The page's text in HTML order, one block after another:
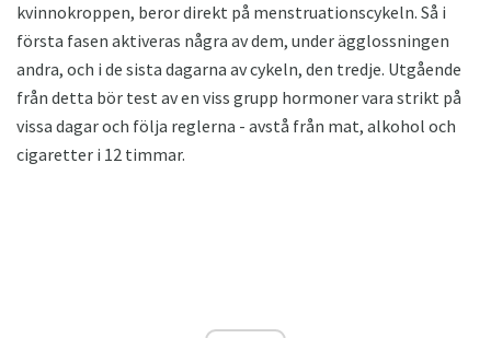
kvinnokroppen, beror direkt på menstruationscykeln. Så i
första fasen aktiveras några av dem, under ägglossningen
andra, och i de sista dagarna av cykeln, den tredje. Utgående
från detta bör test av en viss grupp hormoner vara strikt på
vissa dagar och följa reglerna - avstå från mat, alkohol och
cigaretter i 12 timmar.